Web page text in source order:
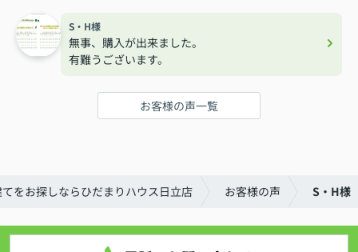
S・H様
無事、購入が出来ました。
有難うございます。
お客様の声一覧
をお探しならひだまりハウス日立店 お客様の声 S・H様